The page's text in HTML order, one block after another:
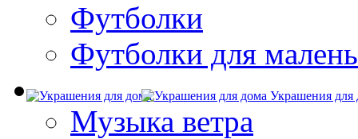
Футболки
Футболки для
Украшения для
Музыка ветра